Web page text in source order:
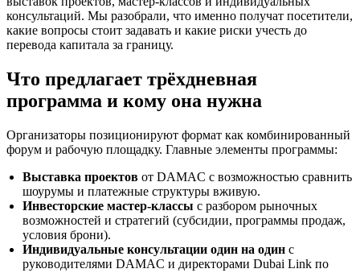
консультаций. Мы разобрали, что именно получат посетители,
какие вопросы стоит задавать и какие риски учесть до
перевода капитала за границу.
Что предлагает трёхдневная
программа и кому она нужна
Организаторы позиционируют формат как комбинированный
форум и рабочую площадку. Главные элементы программы:
Выставка проектов от DAMAC с возможностью сравнить
шоурумы и платежные структуры вживую.
Инвесторские мастер-классы с разбором рыночных
возможностей и стратегий (субсидии, программы продаж,
условия брони).
Индивидуальные консультации один на один с
руководителями DAMAC и директорами Dubai Link по